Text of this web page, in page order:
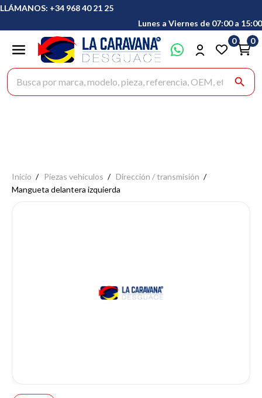
LLÁMANOS: +34 968 40 21 25
Lunes a Viernes de 07:00 a 15:00
Buscar productos
search
0 0
Inicio Piezas vehículos
Dirección / transmisión
Mangueta delantera izquierda